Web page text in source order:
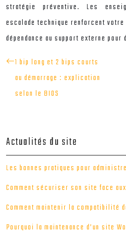
stratégie préventive. Les
escalade technique renforcent
dépendance au support externe
1 bip long et 2 bips courts
au démarrage : explication
selon le BIOS
Actualités du site
Les bonnes pratiques pour
Comment sécuriser son site face
Comment maintenir la compatibilité
Pourquoi la maintenance d’un site